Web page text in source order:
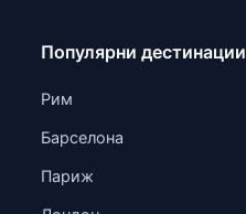
Популярни дестинации
Рим
Барселона
Париж